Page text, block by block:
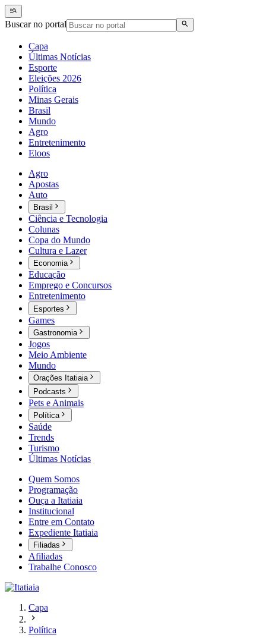
Buscar no portal
Capa
Últimas Notícias
Esporte
Eleições 2026
Política
Minas Gerais
Brasil
Mundo
Agro
Entretenimento
Eloos
Agro
Apostas
Auto
Brasil
Ciência e Tecnologia
Colunas
Copa do Mundo
Cultura e Lazer
Economia
Educação
Emprego e Concursos
Entretenimento
Esportes
Games
Gastronomia
Jogos
Meio Ambiente
Mundo
Orações Itatiaia
Podcasts
Pets e Animais
Política
Saúde
Trends
Turismo
Últimas Notícias
Quem Somos
Programação
Ouça a Itatiaia
Institucional
Entre em Contato
Expediente Itatiaia
Filiadas
Afiliadas
Trabalhe Conosco
Capa
Política